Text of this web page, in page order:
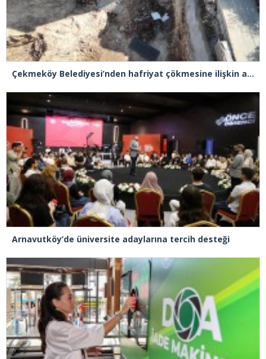
Çekmeköy Belediyesi’nden hafriyat çökmesine ilişkin açıklama
Arnavutköy’de üniversite adaylarına tercih desteği